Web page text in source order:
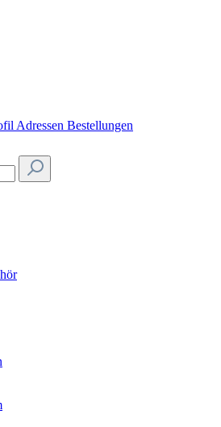
Adressen Bestellungen